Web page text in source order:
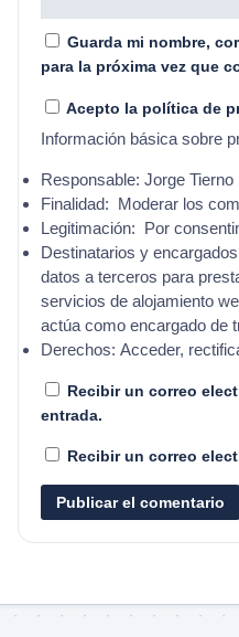
Guarda mi nombre,
para la próxima vez que
Acepto la política de
Información básica sobre
Responsable: Jorge Tierno
Finalidad: Moderar los
Legitimación: Por
Destinatarios y
datos a terceros para
servicios de alojamiento
actúa como encargado de
Derechos: Acceder,
Recibir un correo
entrada.
Recibir un correo